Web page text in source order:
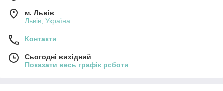
м. Львів
Львів, Україна
Контакти
Сьогодні вихідний
Показати весь графік роботи